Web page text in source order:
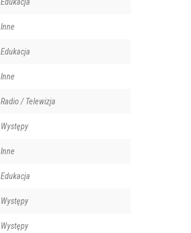
Inne
Edukacja
Inne
Radio / Telewizja
Występy
Inne
Edukacja
Występy
Występy